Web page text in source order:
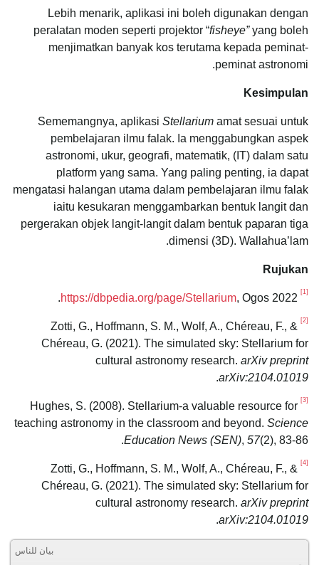
Lebih menarik, aplikasi ini boleh digunakan dengan
peralatan moden seperti projektor “fisheye”yang boleh
menjimatkan banyak kos terutama kepada peminat-
peminat astronomi.
Kesimpulan
Sememangnya, aplikasi Stellarium amat sesuai untuk
pembelajaran ilmu falak. Ia menggabungkan aspek
astronomi, ukur, geografi, matematik, (IT) dalam satu
platform yang sama. Yang paling penting, ia dapat
mengatasi halangan utama dalam pembelajaran ilmu falak
iaitu kesukaran menggambarkan bentuk langit dan
pergerakan objek langit-langit dalam bentuk paparan tiga
dimensi (3D). Wallahua’lam.
Rujukan
[1]
https://dbpedia.org/page/Stellarium, Ogos 2022.
[2]
Zotti, G., Hoffmann, S. M., Wolf, A., Chéreau, F., &
Chéreau, G. (2021). The simulated sky: Stellarium for
cultural astronomy research. arXiv preprint
arXiv:2104.01019
.
[3]
Hughes, S. (2008). Stellarium-a valuable resource for
teaching astronomy in the classroom and beyond. Science
Education News (SEN), 57(2), 83-86.
[4]
Zotti, G., Hoffmann, S. M., Wolf, A., Chéreau, F., &
Chéreau, G. (2021). The simulated sky: Stellarium for
cultural astronomy research. arXiv preprint
arXiv:2104.01019
.
بيان للناس